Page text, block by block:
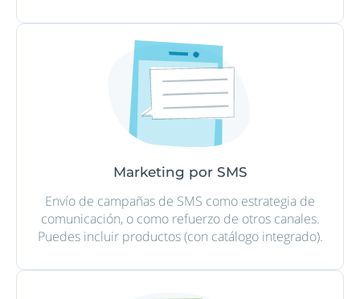
Marketing por SMS
Envío de campañas de SMS como estrategia de
comunicación, o como refuerzo de otros canales.
Puedes incluir productos (con catálogo integrado).